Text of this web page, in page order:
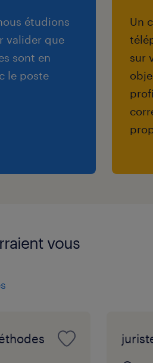
étudions
valider que
sont en
le poste
Un
sur
vous